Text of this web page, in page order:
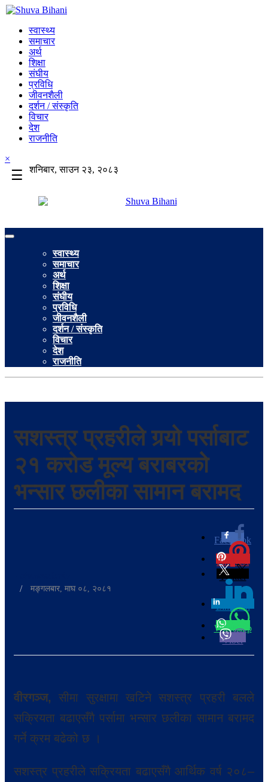
स्वास्थ्य
समाचार
अर्थ
शिक्षा
संघीय
प्रविधि
जीवनशैली
दर्शन / संस्कृति
विचार
देश
राजनीति
×
☰ शनिबार, साउन २३, २०८३
स्वास्थ्य
समाचार
अर्थ
शिक्षा
संघीय
प्रविधि
जीवनशैली
दर्शन / संस्कृति
विचार
देश
राजनीति
सशस्त्र प्रहरीले गर्‍यो पर्साबाट
२१ करोड मूल्य बराबरको
भन्सार छलीका सामान बरामद
/
मङ्गलबार, माघ ०८, २०८१
Facebook
0
Pinterest
Twitter
Linkedin
0
Whatsapp
Viber
वीरगञ्ज, सीमा सुरक्षामा खटिने सशस्त्र प्रहरी बलले
सक्रियता बढाएसँगै पर्सामा भन्सार छलीका सामान बरामद
गर्ने क्रम बढेको छ ।
सशस्त्र प्रहरीले सक्रियता बढाएसँगै आर्थिक वर्ष २०८–